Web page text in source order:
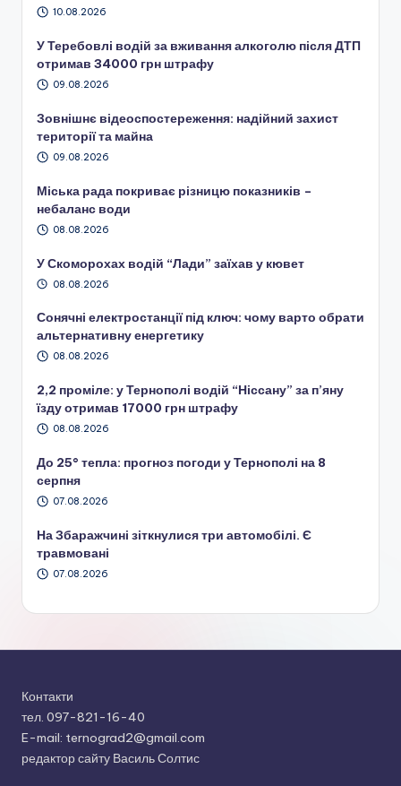
10.08.2026
У Теребовлі водій за вживання алкоголю після ДТП
отримав 34000 грн штрафу
09.08.2026
Зовнішнє відеоспостереження: надійний захист
території та майна
09.08.2026
Міська рада покриває різницю показників –
небаланс води
08.08.2026
У Скоморохах водій “Лади” заїхав у кювет
08.08.2026
Сонячні електростанції під ключ: чому варто обрати
альтернативну енергетику
08.08.2026
2,2 проміле: у Тернополі водій “Ніссану” за п’яну
їзду отримав 17000 грн штрафу
08.08.2026
До 25° тепла: прогноз погоди у Тернополі на 8
серпня
07.08.2026
На Збаражчині зіткнулися три автомобілі. Є
травмовані
07.08.2026
Контакти
тел. 097-821-16-40
E-mail: ternograd2@gmail.com
редактор сайту Василь Солтис